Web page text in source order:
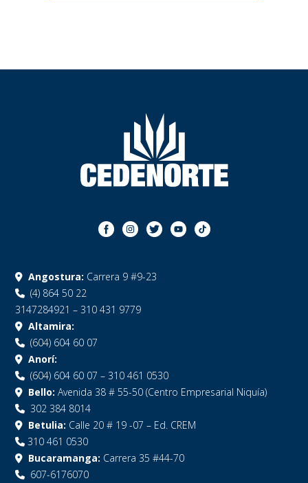
Angostura: Carrera 9 #9-23
(4) 864 50 22
3147284921 – 310 431 9779
Altamira:
(604) 604 60 07
Anorí:
(604) 604 60 07 – 310 461 0530
Bello: Avenida 38 # 55-50 (Centro Empresarial Niquía)
302 384 8014
Betulia: Calle 20 # 19 -07 – Ed. CREM
310 461 0530
Bucaramanga: Carrera 35 #44-70
607-6176070